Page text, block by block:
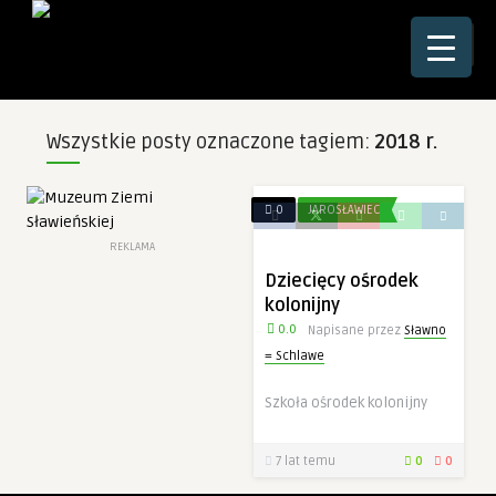
☰
Wszystkie posty oznaczone tagiem: 2018 r.
REKLAMA
0 JAROSŁAWIEC
Dziecięcy ośrodek
kolonijny
0.0 Napisane przez Sławno
= Schlawe
Szkoła ośrodek kolonijny
7 lat temu 0 0